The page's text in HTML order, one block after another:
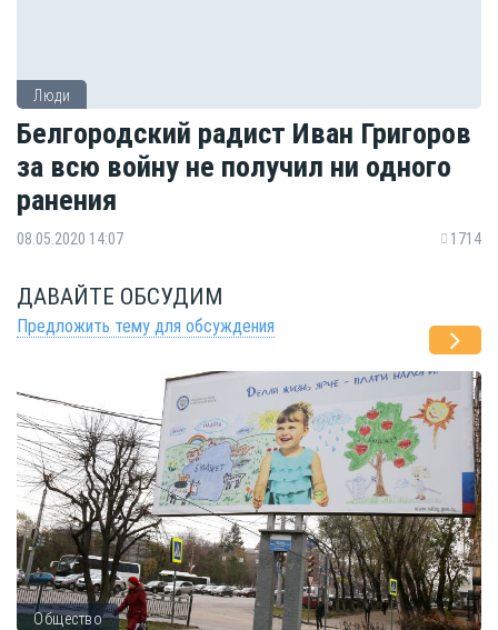
Люди
Белгородский радист Иван Григоров
за всю войну не получил ни одного
ранения
08.05.2020 14:07 1714
ДАВАЙТЕ ОБСУДИМ
Предложить тему для обсуждения
Общество